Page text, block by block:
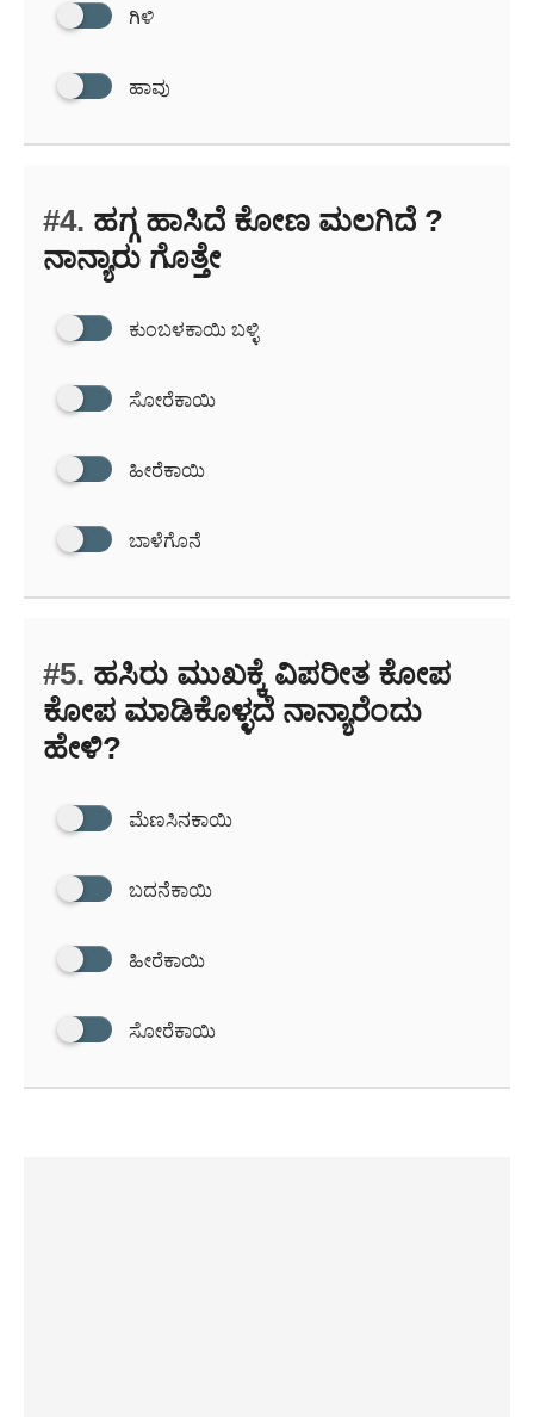
ಗಿಳಿ
ಹಾವು
#4. ಹಗ್ಗ ಹಾಸಿದೆ ಕೋಣ ಮಲಗಿದೆ ?
ನಾನ್ಯಾರು ಗೊತ್ತೇ
ಕುಂಬಳಕಾಯಿ ಬಳ್ಳಿ
ಸೋರೆಕಾಯಿ
ಹೀರೆಕಾಯಿ
ಬಾಳೆಗೊನೆ
#5. ಹಸಿರು ಮುಖಕ್ಕೆ ವಿಪರೀತ ಕೋಪ
ಕೋಪ ಮಾಡಿಕೊಳ್ಳದೆ ನಾನ್ಯಾರೆಂದು
ಹೇಳಿ?
ಮೆಣಸಿನಕಾಯಿ
ಬದನೆಕಾಯಿ
ಹೀರೆಕಾಯಿ
ಸೋರೆಕಾಯಿ